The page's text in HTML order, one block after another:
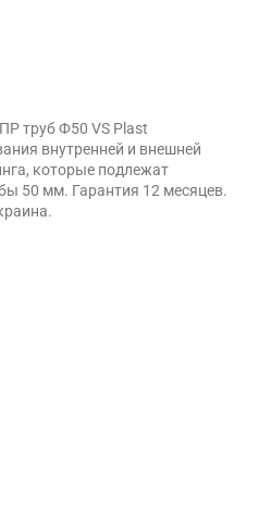
труб Ф50 VS Plast
внутренней и внешней
которые подлежат
50 мм. Гарантия 12 месяцев.